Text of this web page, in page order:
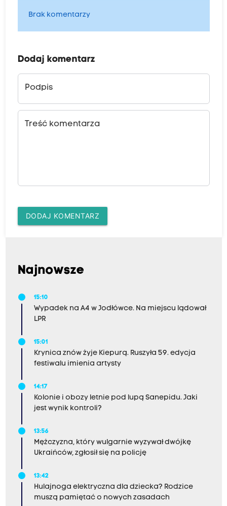
Brak komentarzy
Dodaj komentarz
Podpis
Treść komentarza
DODAJ KOMENTARZ
Najnowsze
15:10
Wypadek na A4 w Jodłówce. Na miejscu lądował
LPR
15:01
Krynica znów żyje Kiepurą. Ruszyła 59. edycja
festiwalu imienia artysty
14:17
Kolonie i obozy letnie pod lupą Sanepidu. Jaki
jest wynik kontroli?
13:56
Mężczyzna, który wulgarnie wyzywał dwójkę
Ukraińców, zgłosił się na policję
13:42
Hulajnoga elektryczna dla dziecka? Rodzice
muszą pamiętać o nowych zasadach